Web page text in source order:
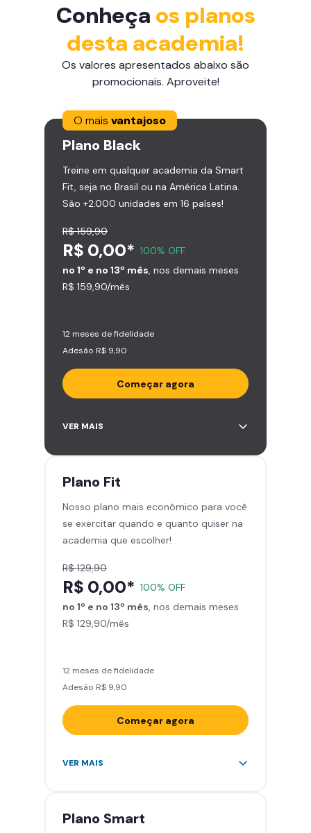
Conheça os planos
desta academia!
Os valores apresentados abaixo são
promocionais. Aproveite!
O mais vantajoso
Plano Black
Treine em qualquer academia da Smart
Fit, seja no Brasil ou na América Latina.
São +2.000 unidades em 16 países!
R$ 159,90
R$ 0,00* 100% OFF
no 1º e no 13º mês, nos demais meses
R$ 159,90/mês
12 meses de fidelidade
Adesão R$ 9,90
Começar agora
Acesso ilimitado a +2.000
Leve 5 amigos por mês para
Cadeira de massagem
Skeelo App (Audiobook)*
Área de musculação e aeróbicos
Smart Fit App
VER MAIS
Plano Fit
Nosso plano mais econômico para você
se exercitar quando e quanto quiser na
academia que escolher!
R$ 129,90
R$ 0,00* 100% OFF
no 1º e no 13º mês, nos demais meses
R$ 129,90/mês
12 meses de fidelidade
Adesão R$ 9,90
Começar agora
Acesso ilimitado a +2.000
Cadeira de massagem
VER MAIS
Plano Smart